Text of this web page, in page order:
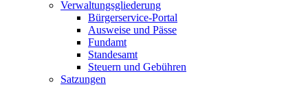
Verwaltungsgliederung
Bürgerservice-Portal
Ausweise und Pässe
Fundamt
Standesamt
Steuern und Gebühren
Satzungen